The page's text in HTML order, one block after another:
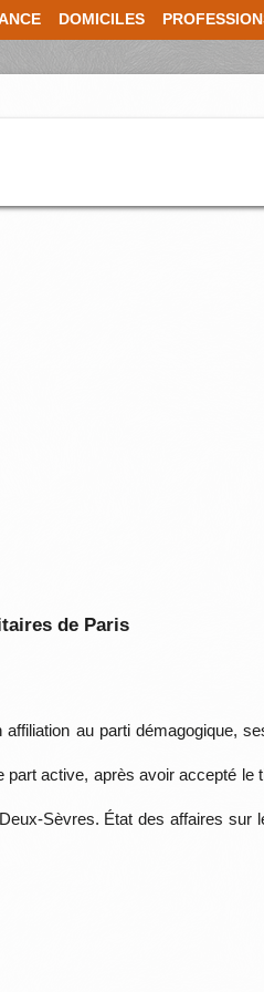
DOMICILES
de Paris
affiliation au parti démagogique,
active, après avoir accepté le
Sèvres. État des affaires sur